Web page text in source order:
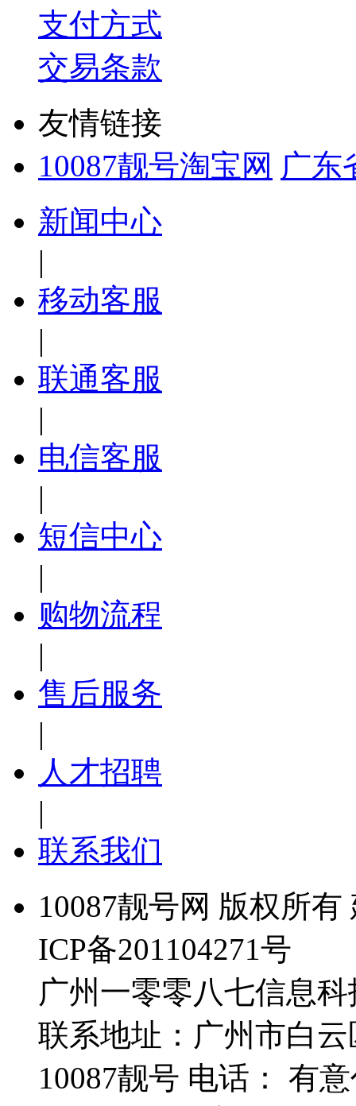
支付方式
交易条款
友情链接
10087靓号淘宝网 广东
新闻中心
|
移动客服
|
联通客服
|
电信客服
|
短信中心
|
购物流程
|
售后服务
|
人才招聘
|
联系我们
10087靓号网 版权所
ICP备201104271号
广州一零零八七信息
联系地址：广州市白
10087靓号 电话： 有